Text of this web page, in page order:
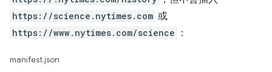
https://science.nytimes.com 或
https://www.nytimes.com/science ：
manifest.json